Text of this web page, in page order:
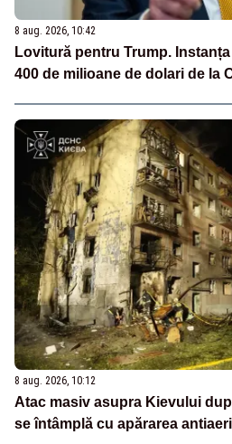
8 aug. 2026, 10:42
Lovitură pentru Trump.
400 de milioane de dolari de la
8 aug. 2026, 10:12
Atac masiv asupra Kievului
se întâmplă cu apărarea